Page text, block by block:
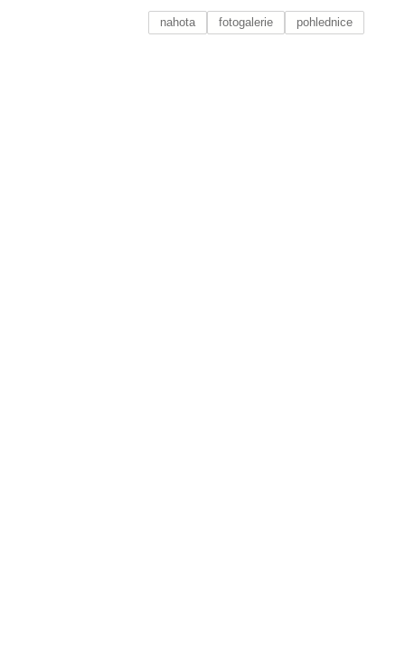
nahota fotogalerie pohlednice